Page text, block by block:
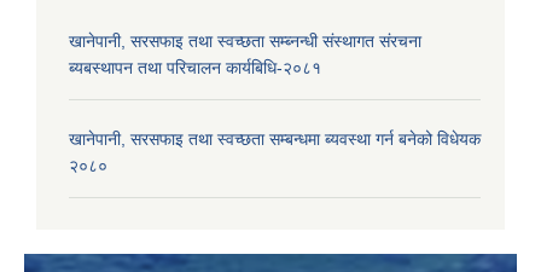
खानेपानी, सरसफाइ तथा स्वच्छता सम्ब्नन्धी संस्थागत संरचना
ब्यबस्थापन तथा परिचालन कार्यबिधि-२०८१
खानेपानी, सरसफाइ तथा स्वच्छता सम्बन्धमा ब्यवस्था गर्न बनेको विधेयक
२०८०